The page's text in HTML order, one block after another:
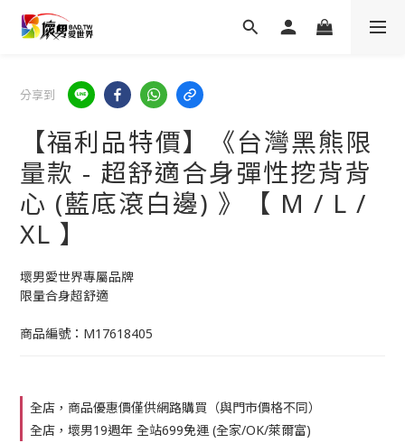
分享到
【福利品特價】《台灣黑熊限
量款 - 超舒適合身彈性挖背背
心 (藍底滾白邊) 》【 M / L /
XL 】
壞男愛世界專屬品牌
限量合身超舒適
商品編號：M17618405
全店，商品優惠價僅供網路購買（與門市價格不同）
全店，壞男19週年 全站699免運 (全家/OK/萊爾富)